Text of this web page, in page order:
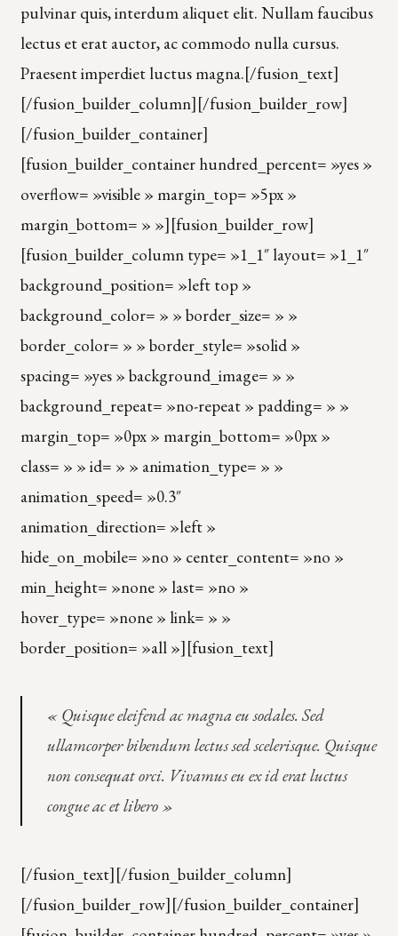
pulvinar quis, interdum aliquet elit. Nullam faucibus
lectus et erat auctor, ac commodo nulla cursus.
Praesent imperdiet luctus magna.[/fusion_text]
[/fusion_builder_column][/fusion_builder_row]
[/fusion_builder_container]
[fusion_builder_container hundred_percent= »yes »
overflow= »visible » margin_top= »5px »
margin_bottom= » »][fusion_builder_row]
[fusion_builder_column type= »1_1″ layout= »1_1″
background_position= »left top »
background_color= » » border_size= » »
border_color= » » border_style= »solid »
spacing= »yes » background_image= » »
background_repeat= »no-repeat » padding= » »
margin_top= »0px » margin_bottom= »0px »
class= » » id= » » animation_type= » »
animation_speed= »0.3″
animation_direction= »left »
hide_on_mobile= »no » center_content= »no »
min_height= »none » last= »no »
hover_type= »none » link= » »
border_position= »all »][fusion_text]
« Quisque eleifend ac magna eu sodales. Sed
ullamcorper bibendum lectus sed scelerisque. Quisque
non consequat orci. Vivamus eu ex id erat luctus
congue ac et libero »
[/fusion_text][/fusion_builder_column]
[/fusion_builder_row][/fusion_builder_container]